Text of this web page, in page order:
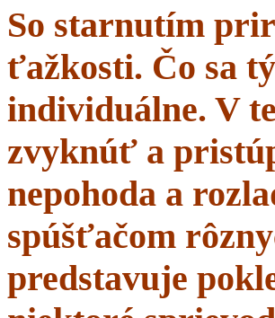
So starnutím
ťažkosti. Čo sa
individuálne. V
zvyknúť a
nepohoda a
spúšťačom
predstavuje